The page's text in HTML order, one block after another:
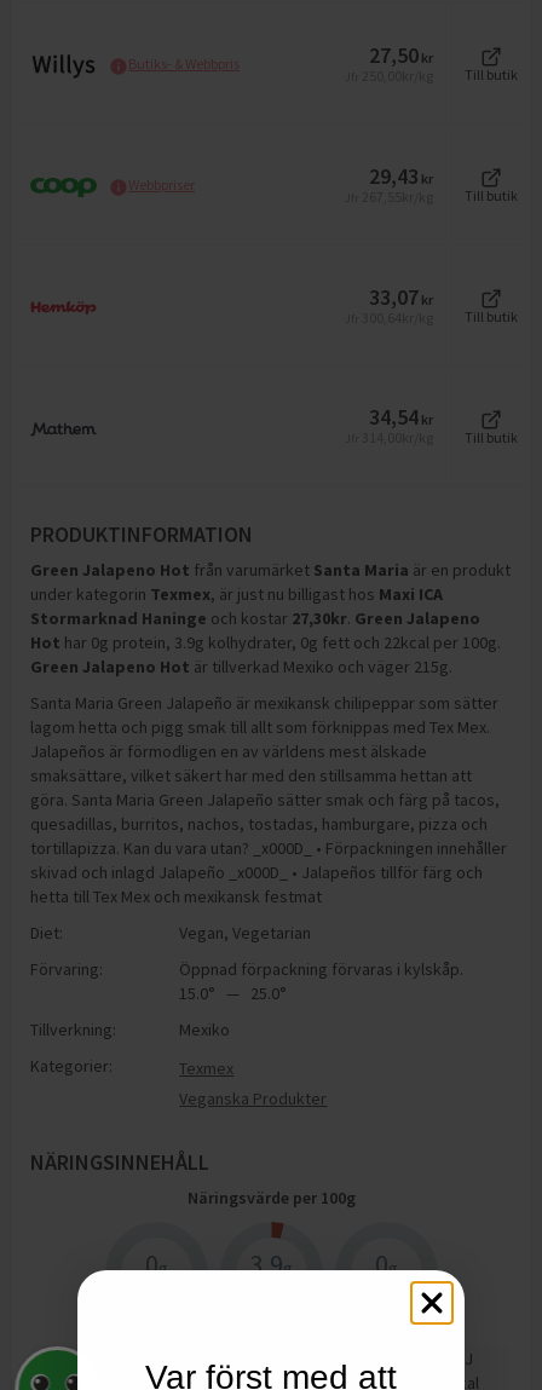
Butiks- & Webbpris 27,50 kr
Till butik
Webbpriser 29,43 kr
Till butik
33,07 kr
Till butik
34,54 kr
Till butik
PRODUKTINFORMATION
Green Jalapeno Hot från varumärket Santa Maria är en produkt
under kategorin Texmex, är just nu billigast hos Maxi ICA
Stormarknad Haninge och kostar 27,30kr. Green Jalapeno
Hot har 0g protein, 3.9g kolhydrater, 0g fett och 22kcal per 100g.
Green Jalapeno Hot är tillverkad Mexiko och väger 215g.
Santa Maria Green Jalapeño är mexikansk chilipeppar som sätter
lagom hetta och pigg smak till allt som förknippas med Tex Mex.
Jalapeños är förmodligen en av världens mest älskade
smaksättare, vilket säkert har med den stillsamma hettan att
göra. Santa Maria Green Jalapeño sätter smak och färg på tacos,
quesadillas, burritos, nachos, tostadas, hamburgare, pizza och
tortillapizza. Kan du vara utan? _x000D_ • Förpackningen innehåller
skivad och inlagd Jalapeño _x000D_ • Jalapeños tillför färg och
hetta till Tex Mex och mexikansk festmat
Diet:
Vegan,Vegetarian
Förvaring:
Öppnad förpackning förvaras i kylskåp.
15.0° — 25.0°
Tillverkning:
Mexiko
Kategorier:
Texmex
Veganska Produkter
NÄRINGSINNEHÅLL
Näringsvärde per 100g
0g 3.9g 0g
Energi
kJ
kcal
Var först med att